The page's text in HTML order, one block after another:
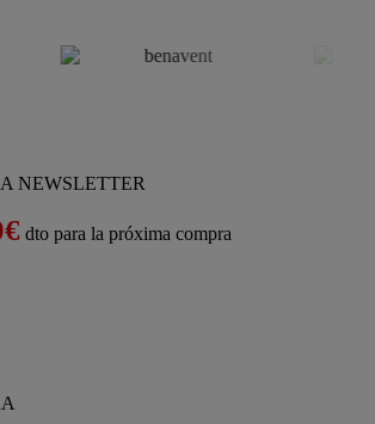
NEWSLETTER
dto para la próxima compra